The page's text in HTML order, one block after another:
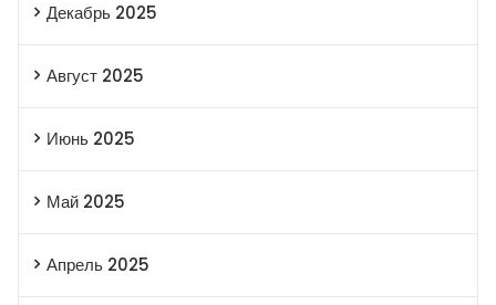
Декабрь 2025
Август 2025
Июнь 2025
Май 2025
Апрель 2025